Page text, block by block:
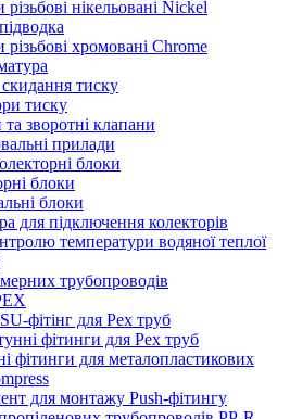
нікельовані Nickel
різьбові хромовані Chrome
тиску
тиску
та зворотні клапани
прилади
блоки
блоки
блоки
для підключення колекторів
температури водяної теплої
трубопроводів
фітінг для Pex труб
фітинги для Pex труб
фітинги для металопластикових
для монтажу Push-фітингу